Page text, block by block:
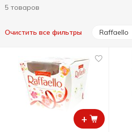
5 товаров
Очистить все фильтры Raffaello
+